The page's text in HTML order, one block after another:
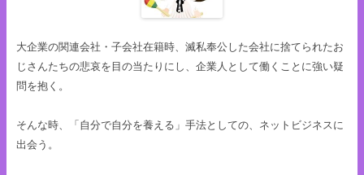
大企業の関連会社・子会社在籍時、滅私奉公した会社に捨てられたお
じさんたちの悲哀を目の当たりにし、企業人として働くことに強い疑
問を抱く。
そんな時、「自分で自分を養える」手法としての、ネットビジネスに
出会う。